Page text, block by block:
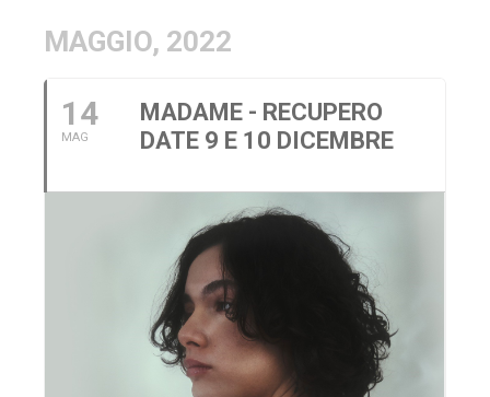
MAGGIO, 2022
14
MAG
MADAME - RECUPERO
DATE 9 E 10 DICEMBRE